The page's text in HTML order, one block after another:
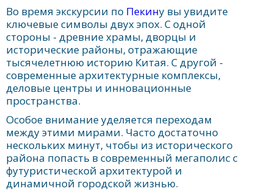
Во время экскурсии по Пекину вы увидите
ключевые символы двух эпох. С одной
стороны - древние храмы, дворцы и
исторические районы, отражающие
тысячелетнюю историю Китая. С другой -
современные архитектурные комплексы,
деловые центры и инновационные
пространства.
Особое внимание уделяется переходам
между этими мирами. Часто достаточно
нескольких минут, чтобы из исторического
района попасть в современный мегаполис с
футуристической архитектурой и
динамичной городской жизнью.